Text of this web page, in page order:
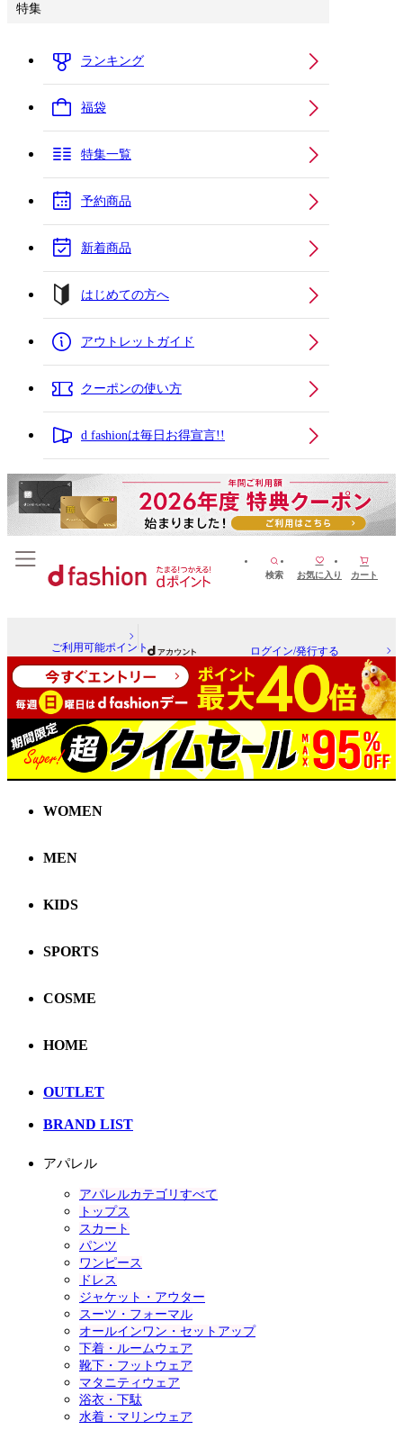
特集
ランキング
福袋
特集一覧
予約商品
新着商品
はじめての方へ
アウトレットガイド
クーポンの使い方
d fashionは毎日お得宣言!!
検索 お気に入り カート
ご利用可能ポイント ログイン/発行する
WOMEN
MEN
KIDS
SPORTS
COSME
HOME
OUTLET
BRAND LIST
アパレル
アパレルカテゴリすべて
トップス
スカート
パンツ
ワンピース
ドレス
ジャケット・アウター
スーツ・フォーマル
オールインワン・セットアップ
下着・ルームウェア
靴下・フットウェア
マタニティウェア
浴衣・下駄
水着・マリンウェア